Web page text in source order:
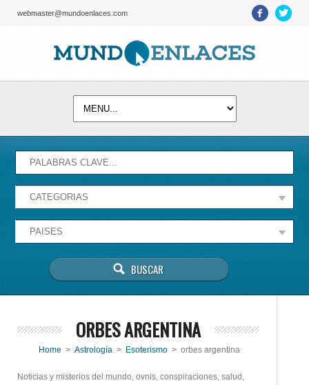
webmaster@mundoenlaces.com
ORBES ARGENTINA
Home > Astrología> Esoterismo > orbes argentina
Noticias y misterios del mundo, ovnis, conspiraciones, salud,